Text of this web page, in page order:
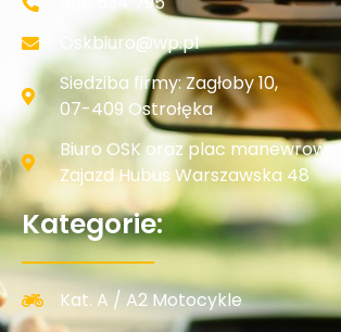
Oskbiuro@wp.pl
Siedziba firmy: Zagłoby 10,
07-409 Ostrołęka
Biuro OSK oraz plac manewrowy:
Zajazd Hubus Warszawska 48
Kategorie:
Kat. A / A2 Motocykle